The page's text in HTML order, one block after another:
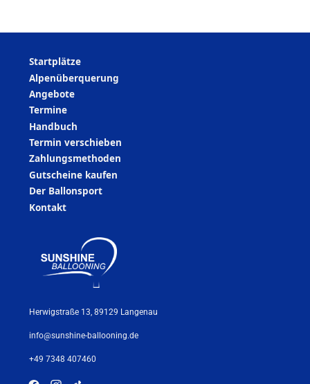
Startplätze
Alpenüberquerung
Angebote
Termine
Handbuch
Termin verschieben
Zahlungsmethoden
Gutscheine kaufen
Der Ballonsport
Kontakt
Herwigstraße 13, 89129 Langenau
info@sunshine-ballooning.de
+49 7348 407460